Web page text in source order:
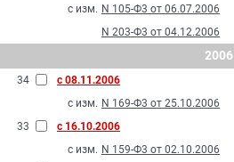
с изм. N 105-Ф3 от 06.07.2006
N 203-Ф3 от 04.12.2006
2006
34
с 08.11.2006
с изм. N 169-Ф3 от 25.10.2006
33
с 16.10.2006
с изм. N 159-Ф3 от 02.10.2006